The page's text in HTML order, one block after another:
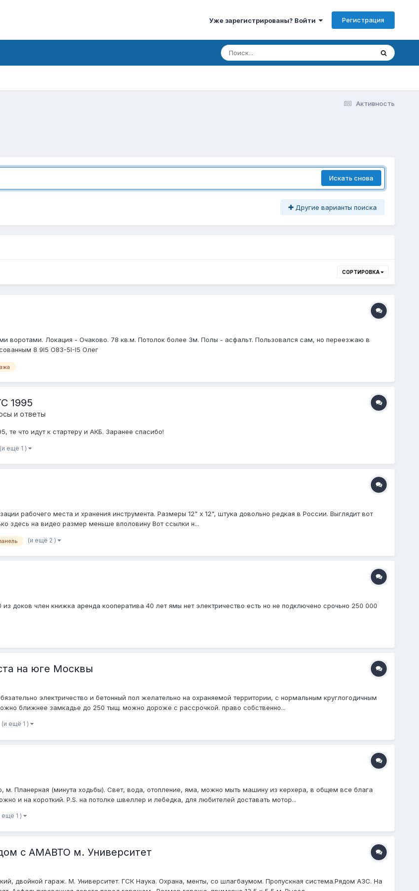
Уже зарегистрированы? Войти Регистрация
Активность
Искать снова
Другие варианты поиска
СОРТИРОВКА
воротами. Локация - Очаково. 78 кв.м. Потолок более 3м. Полы - асфальт. Пользовался сам, но переезжаю в
8 9I5 O83-5I-I5 Олег
1995
и ответы
те что идут к стартеру и АКБ. Заранее спасибо!
(и ещё 1 )
рабочего места и хранения инструмента. Размеры 12" x 12", штука довольно редкая в России. Выглядит вот
здесь на видео размер меньше вполовину Вот ссылки н...
(и ещё 2 )
доков член книжка аренда кооператива 40 лет ямы нет электричество есть но не подключено срочьно 250 000
на юге Москвы
электричество и бетонный пол желательно на охраняемой территории, с нормальным круглогодичным
ближнее замкадье до 250 тыщ. можно дороже с рассрочкой. право собственно...
(и ещё 1 )
Планерная (минута ходьбы). Свет, вода, отопление, яма, можно мыть машину из керхера, в общем все блага
и на короткий. P.S. на потолке швеллер и лебедка, для любителей доставать мотор...
ещё 1 )
с АМАВТО м. Университет
двойной гараж. М. Университет. ГСК Наука. Охрана, менты, со шлагбаумом. Пропускная система.Рядом АЗС. На